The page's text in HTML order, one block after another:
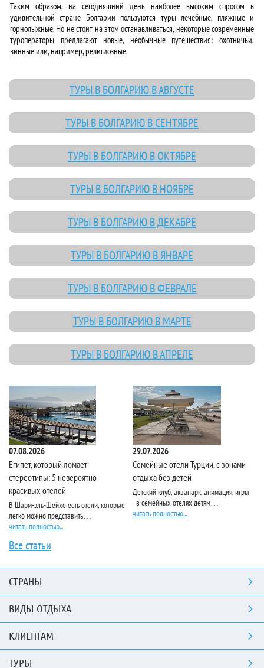
Таким образом, на сегодняшний день наиболее высоким спросом в
удивительной стране Болгарии пользуются туры лечебные, пляжные и
горнолыжные. Но не стоит на этом останавливаться, некоторые современные
туроператоры предлагают новые, необычные путешествия: охотничьи,
винные или, например, религиозные.
ТУРЫ В БОЛГАРИЮ В АВГУСТЕ
ТУРЫ В БОЛГАРИЮ В СЕНТЯБРЕ
ТУРЫ В БОЛГАРИЮ В ОКТЯБРЕ
ТУРЫ В БОЛГАРИЮ В НОЯБРЕ
ТУРЫ В БОЛГАРИЮ В ДЕКАБРЕ
ТУРЫ В БОЛГАРИЮ В ЯНВАРЕ
ТУРЫ В БОЛГАРИЮ В ФЕВРАЛЕ
ТУРЫ В БОЛГАРИЮ В МАРТЕ
ТУРЫ В БОЛГАРИЮ В АПРЕЛЕ
07.08.2026
Египет, который ломает
стереотипы: 5 невероятно
красивых отелей
В Шарм-эль-Шейхе есть отели, которые
легко можно представить…
читать полностью...
29.07.2026
Семейные отели Турции, с зонами
отдыха без детей
Детский клуб, аквапарк, анимация, игры
- в семейных отелях детям…
читать полностью...
Все статьи
СТРАНЫ
ВИДЫ ОТДЫХА
КЛИЕНТАМ
ТУРЫ